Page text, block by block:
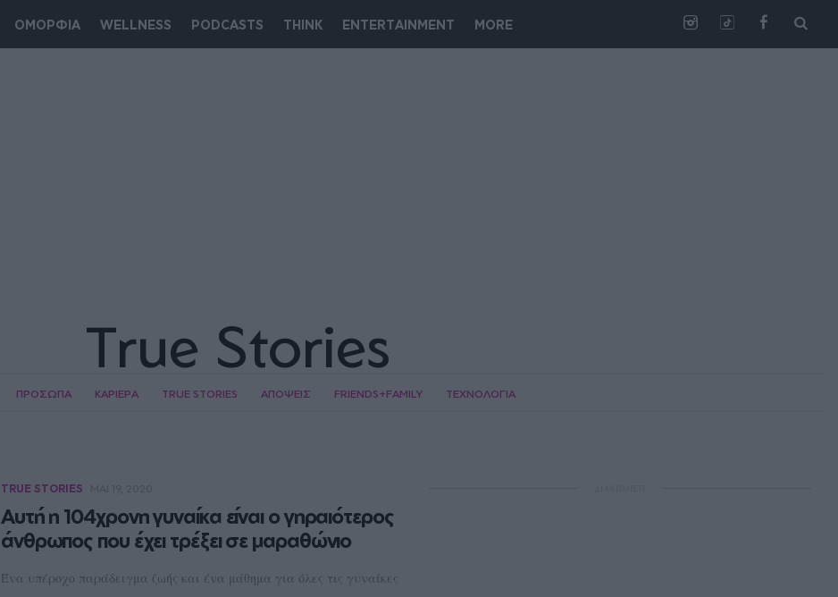
ΟΜΟΡΦΙΑ WELLNESS PODCASTS THINK ENTERTAINMENT MORE
True Stories
ΠΡΟΣΩΠΑ ΚΑΡΙΕΡΑ TRUE STORIES ΑΠΟΨΕΙΣ FRIENDS+FAMILY ΤΕΧΝΟΛΟΓΙΑ
TRUE STORIES
Αυτή η 104χρονη γυναίκα είναι ο γηραιότερος
άνθρωπος που έχει τρέξει σε μαραθώνιο
Ένα υπέροχο παράδειγμα ζωής και ένα μάθημα για όλες τις γυναίκες